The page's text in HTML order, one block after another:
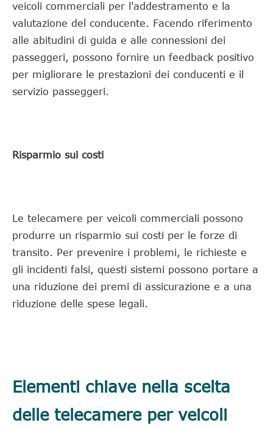
veicoli commerciali per l'addestramento e la
valutazione del conducente. Facendo riferimento
alle abitudini di guida e alle connessioni dei
passeggeri, possono fornire un feedback positivo
per migliorare le prestazioni dei conducenti e il
servizio passeggeri.
Risparmio sui costi
Le telecamere per veicoli commerciali possono
produrre un risparmio sui costi per le forze di
transito. Per prevenire i problemi, le richieste e
gli incidenti falsi, questi sistemi possono portare a
una riduzione dei premi di assicurazione e a una
riduzione delle spese legali.
Elementi chiave nella scelta
delle telecamere per veicoli